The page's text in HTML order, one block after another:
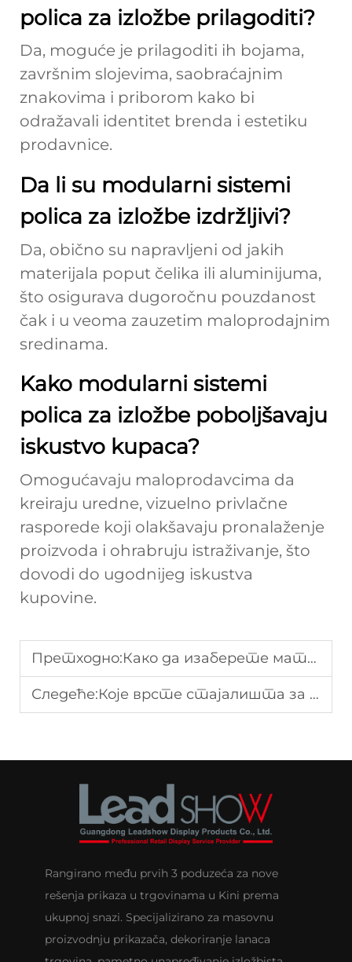
polica za izložbe prilagoditi?
Da, moguće je prilagoditi ih bojama,
završnim slojevima, saobraćajnim
znakovima i priborom kako bi
odražavali identitet brenda i estetiku
prodavnice.
Da li su modularni sistemi
polica za izložbe izdržljivi?
Da, obično su napravljeni od jakih
materijala poput čelika ili aluminijuma,
što osigurava dugoročnu pouzdanost
čak i u veoma zauzetim maloprodajnim
sredinama.
Kako modularni sistemi
polica za izložbe poboljšavaju
iskustvo kupaca?
Omogućavaju maloprodavcima da
kreiraju uredne, vizuelno privlačne
rasporede koji olakšavaju pronalaženje
proizvoda i ohrabruju istraživanje, što
dovodi do ugodnijeg iskustva
kupovine.
Претходно:Како да изаберете материјале за трајне продавнице?
Следеће:Које врсте стајалишта за приказивање су најефикасније за маркетинг?
Rangirano među prvih 3 poduzeća za nove
rešenja prikaza u trgovinama u Kini prema
ukupnoj snazi. Specijalizirano za masovnu
proizvodnju prikazača, dekoriranje lanaca